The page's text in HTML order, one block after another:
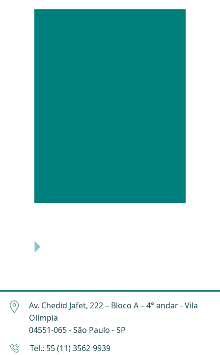
Av. Chedid Jafet, 222 – Bloco A – 4° andar - Vila
Olímpia
04551-065 - São Paulo - SP
Tel.: 55 (11) 3562-9939